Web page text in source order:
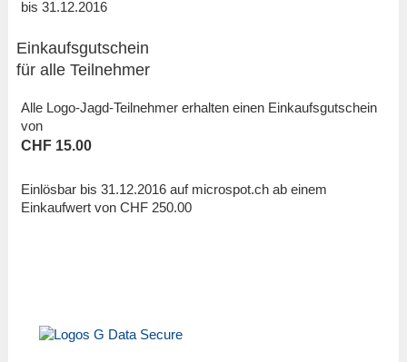
bis 31.12.2016
Einkaufsgutschein
für alle Teilnehmer
Alle Logo-Jagd-Teilnehmer erhalten einen Einkaufsgutschein
von
CHF 15.00
Einlösbar bis 31.12.2016 auf microspot.ch ab einem
Einkaufwert von CHF 250.00